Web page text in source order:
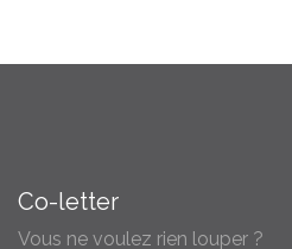
Co-letter
Vous ne voulez rien louper ?